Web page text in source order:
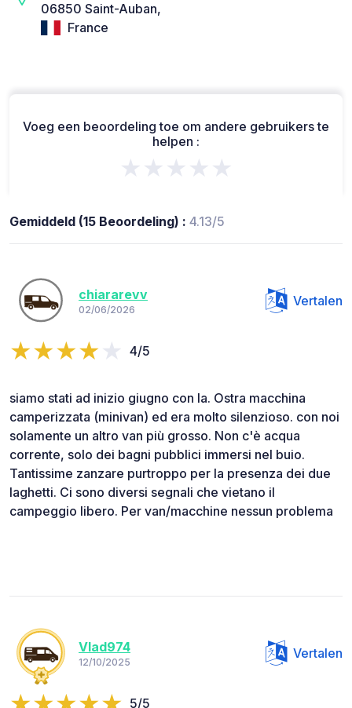
06850 Saint-Auban,
France
Voeg een beoordeling toe om andere gebruikers te
helpen :
★★★★★
Gemiddeld (15 Beoordeling) : 4.13/5
chiararevv
02/06/2026
Vertalen
4/5
siamo stati ad inizio giugno con la. Ostra macchina
camperizzata (minivan) ed era molto silenzioso. con noi
solamente un altro van più grosso. Non c'è acqua
corrente, solo dei bagni pubblici immersi nel buio.
Tantissime zanzare purtroppo per la presenza dei due
laghetti. Ci sono diversi segnali che vietano il
campeggio libero. Per van/macchine nessun problema
Vlad974
12/10/2025
Vertalen
5/5